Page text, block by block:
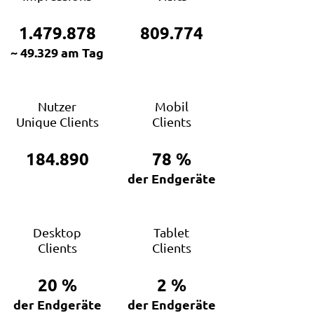
1.479.878
~ 49.329 am Tag
809.774
Nutzer
Unique Clients
184.890
Mobil
Clients
78 %
der Endgeräte
Desktop
Clients
20 %
der Endgeräte
Tablet
Clients
2 %
der Endgeräte